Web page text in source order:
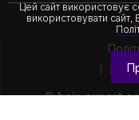
Цей сайт використовує
використовувати
©hair-